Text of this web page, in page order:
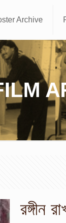
Archive
রঙ্গীন